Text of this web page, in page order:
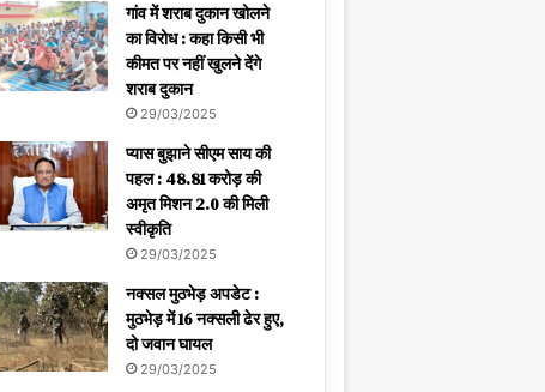
गांव में शराब दुकान खोलने
का विरोध : कहा किसी भी
कीमत पर नहीं खुलने देंगे
शराब दुकान
29/03/2025
प्यास बुझाने सीएम साय की
पहल : 48.81 करोड़ की
अमृत मिशन 2.0 की मिली
स्वीकृति
29/03/2025
नक्सल मुठभेड़ अपडेट :
मुठभेड़ में 16 नक्सली ढेर हुए,
दो जवान घायल
29/03/2025